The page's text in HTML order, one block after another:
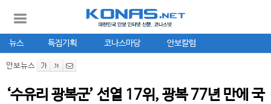
뉴스 특집기획 코나스마당 안보칼럼
안보뉴스
‘수유리 광복군’ 선열 17위, 광복 77년 만에 국